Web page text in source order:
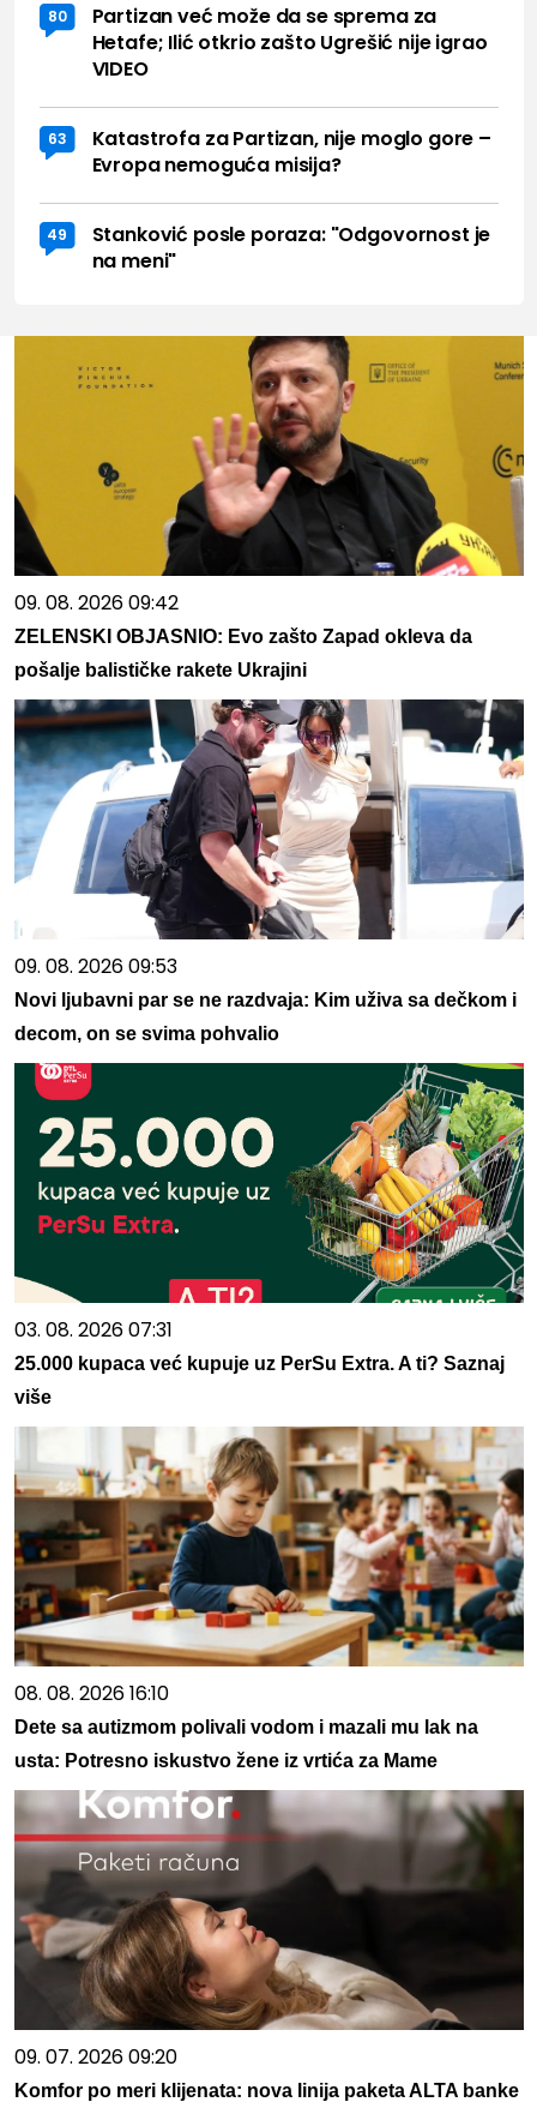
80
Partizan već može da se sprema za
Hetafe; Ilić otkrio zašto Ugrešić nije igrao
VIDEO
63
Katastrofa za Partizan, nije moglo gore –
Evropa nemoguća misija?
49
Stanković posle poraza: "Odgovornost je
na meni"
09. 08. 2026 09:42
ZELENSKI OBJASNIO: Evo zašto Zapad okleva da
pošalje balističke rakete Ukrajini
09. 08. 2026 09:53
Novi ljubavni par se ne razdvaja: Kim uživa sa dečkom i
decom, on se svima pohvalio
03. 08. 2026 07:31
25.000 kupaca već kupuje uz PerSu Extra. A ti? Saznaj
više
08. 08. 2026 16:10
Dete sa autizmom polivali vodom i mazali mu lak na
usta: Potresno iskustvo žene iz vrtića za Mame
09. 07. 2026 09:20
Komfor po meri klijenata: nova linija paketa ALTA banke